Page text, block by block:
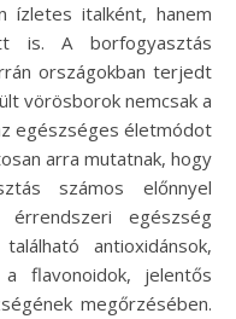
ízletes italként, hanem
is. A borfogyasztás
országokban terjedt
vörösborok nemcsak a
egészséges életmódot
arra mutatnak, hogy
számos előnnyel
egészség
antioxidánsok,
flavonoidok, jelentős
megőrzésében.